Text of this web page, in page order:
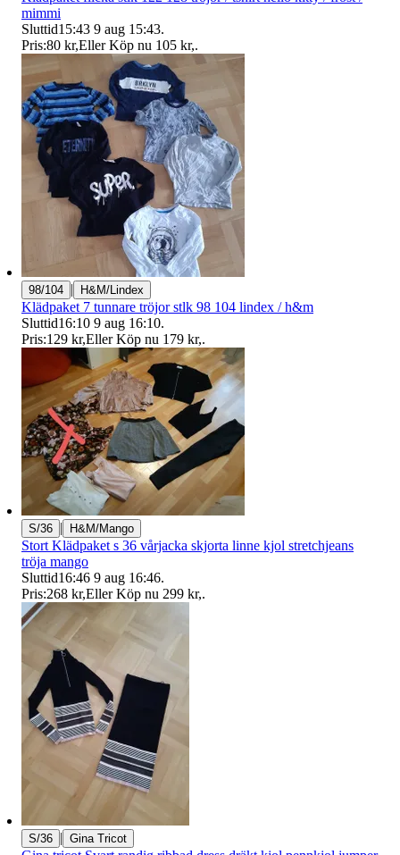
mimmi
Sluttid15:43 9 aug 15:43.
Pris:80 kr,Eller Köp nu 105 kr,.
98/104 | H&M/Lindex
Klädpaket 7 tunnare tröjor stlk 98 104 lindex / h&m
Sluttid16:10 9 aug 16:10.
Pris:129 kr,Eller Köp nu 179 kr,.
S/36 | H&M/Mango
Stort Klädpaket s 36 vårjacka skjorta linne kjol stretchjeans
tröja mango
Sluttid16:46 9 aug 16:46.
Pris:268 kr,Eller Köp nu 299 kr,.
S/36 | Gina Tricot